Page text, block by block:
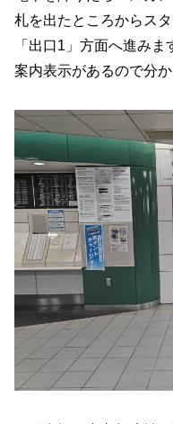
札を出たところからスタ
「出口1」方面へ進み
案内表示があるので分か